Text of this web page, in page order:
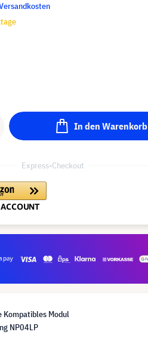
In den Warenkorb
Express-Checkout
Kompatibles Modul
NP04LP